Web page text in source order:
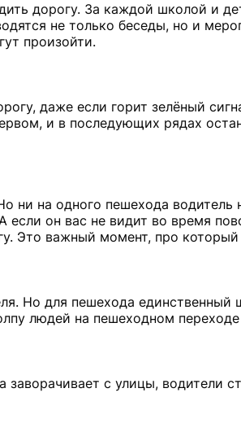
дорогу. За каждой школой и
не только беседы, но и
произойти.
даже если горит зелёный
и в последующих рядах
ни на одного пешехода водитель
он вас не видит во время
Это важный момент, про
Но для пешехода
людей на пешеходном переходе
с улицы, водители